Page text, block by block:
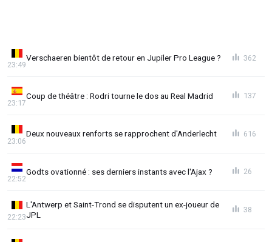
Verschaeren bientôt de retour en Jupiler Pro League ?
23:49
362
Coup de théâtre : Rodri tourne le dos au Real Madrid
23:17
137
Deux nouveaux renforts se rapprochent d'Anderlecht
23:06
616
Godts ovationné : ses derniers instants avec l'Ajax ?
22:52
26
L'Antwerp et Saint-Trond se disputent un ex-joueur de
JPL
22:23
38